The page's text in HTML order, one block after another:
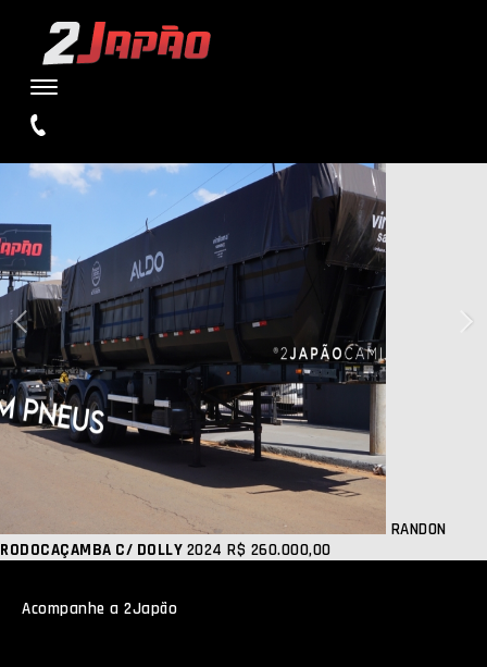
WARNING: UNDEFINED VARIABLE $TIPO IN
/HOME/STORAGE/4/1D/E5/W2JAPAOCAMINHOES1/PUBLIC_HTML/
ON LINE
RANDON
RODOCAÇAMBA C/ DOLLY 2024 R$ 260.000,00
Acompanhe a 2Japão